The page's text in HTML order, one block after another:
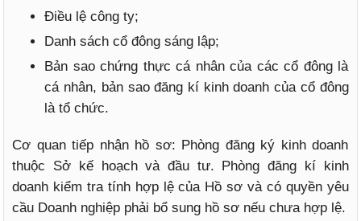
Điều lệ công ty;
Danh sách cổ đông sáng lập;
Bản sao chứng thực cá nhân của các cổ đông là
cá nhân, bản sao đăng kí kinh doanh của cổ đông
là tổ chức.
Cơ quan tiếp nhận hồ sơ: Phòng đăng ký kinh doanh
thuộc Sở kế hoạch và đầu tư. Phòng đăng kí kinh
doanh kiểm tra tính hợp lệ của Hồ sơ và có quyền yêu
cầu Doanh nghiệp phải bổ sung hồ sơ nếu chưa hợp lệ.